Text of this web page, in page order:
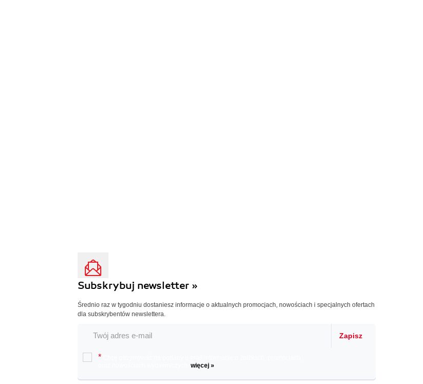
Subskrybuj newsletter »
Średnio raz w tygodniu dostaniesz informacje o aktualnych promocjach, nowościach i specjalnych ofertach
dla subskrybentów newslettera.
Zapisz
*
więcej »